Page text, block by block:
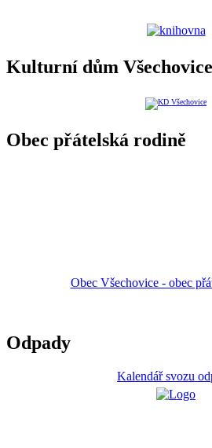
Kulturní dům Všechovice
Obec přátelská rodině
Obec Všechovice - obec
Odpady
Kalendář svozu